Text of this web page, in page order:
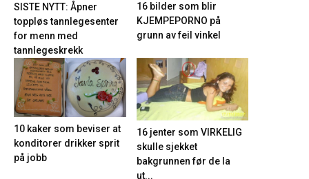
SISTE NYTT: Åpner
toppløs tannlegesenter
for menn med
tannlegeskrekk
16 bilder som blir
KJEMPEPORNO på
grunn av feil vinkel
10 kaker som beviser at
konditorer drikker sprit
på jobb
16 jenter som VIRKELIG
skulle sjekket
bakgrunnen før de la
ut...